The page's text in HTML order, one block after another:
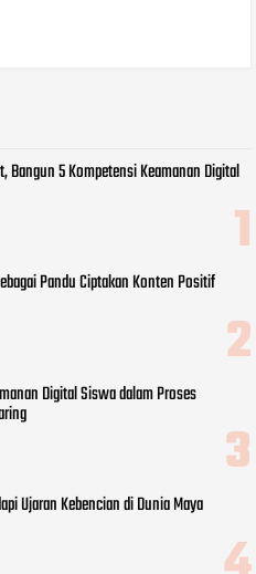
Bangun 5 Kompetensi Keamanan Digital
Pandu Ciptakan Konten Positif
Digital Siswa dalam Proses
Ujaran Kebencian di Dunia Maya